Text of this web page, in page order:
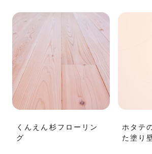
くんえん杉フローリン
グ
ホタテ
た塗り